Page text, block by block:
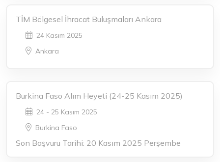
TİM Bölgesel İhracat Buluşmaları Ankara
24 Kasım 2025
Ankara
Burkina Faso Alım Heyeti (24-25 Kasım 2025)
24 - 25 Kasım 2025
Burkina Faso
Son Başvuru Tarihi: 20 Kasım 2025 Perşembe